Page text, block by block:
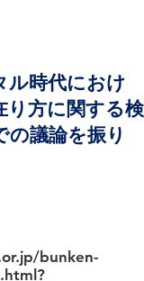
ル時代におけ
り方に関する検
の議論を振り
bunken-